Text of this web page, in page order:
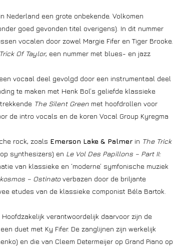
een grote onbekende. Volkomen
goed gevonden titel overigens). In dit nummer
vocalen door zowel Margie Fifer en Tiger Brooke.
Of Taylor, een nummer met blues- en jazz
vocaal deel gevolgd door een instrumentaal deel
te maken met Henk Bol’s geliefde klassieke
The Silent Green met hoofdrollen voor
de intro vocals en de koren Vocal Group Kyregma
rock, zoals Emerson Lake & Palmer in The Trick
synthesizers) en Le Vol Des Papillons – Part II:
van klassieke en ‘moderne’ symfonische muziek
– Ostinatoverbazen door de briljante
etudes van de klassieke componist Béla Bartok.
verantwoordelijk daarvoor zijn de
duet met Ky Fifer. De zanglijnen zijn werkelijk
en die van Cleem Determeijer op Grand Piano op